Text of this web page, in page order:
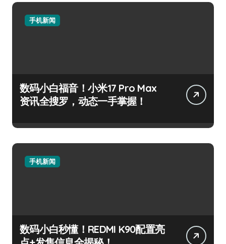
手机新闻
数码小白福音！小米17 Pro Max
资讯全搜罗，动态一手掌握！
手机新闻
数码小白秒懂！REDMI K90配置亮